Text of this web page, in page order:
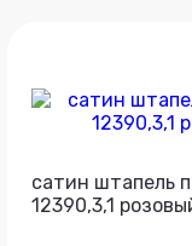
сатин штапель
12390,3,1